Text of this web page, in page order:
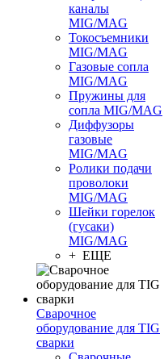
каналы
MIG/MAG
Токосъемники
MIG/MAG
Газовые сопла
MIG/MAG
Пружины для
сопла MIG/MAG
Диффузоры
газовые
MIG/MAG
Ролики подачи
проволоки
MIG/MAG
Шейки горелок
(гусаки)
MIG/MAG
+ ЕЩЕ
Сварочное
оборудование для TIG
сварки